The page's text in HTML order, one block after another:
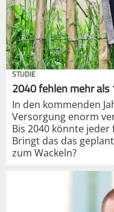
STUDIE
2040 fehlen mehr
In den kommenden
Versorgung enorm
Bis 2040 könnte
Bringt das das
zum Wackeln?